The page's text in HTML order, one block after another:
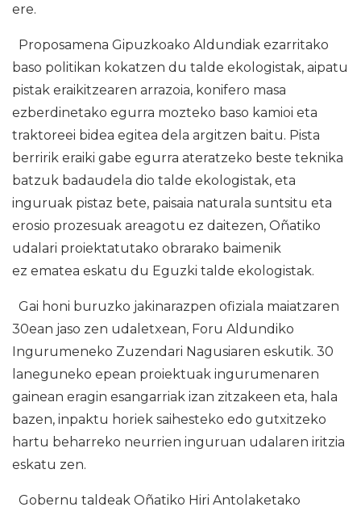
ere.
Proposamena Gipuzkoako Aldundiak ezarritako
baso politikan kokatzen du talde ekologistak, aipatu
pistak eraikitzearen arrazoia, konifero masa
ezberdinetako egurra mozteko baso kamioi eta
traktoreei bidea egitea dela argitzen baitu. Pista
berririk eraiki gabe egurra ateratzeko beste teknika
batzuk badaudela dio talde ekologistak, eta
inguruak pistaz bete, paisaia naturala suntsitu eta
erosio prozesuak areagotu ez daitezen, Oñatiko
udalari proiektatutako obrarako baimenik
ez ematea eskatu du Eguzki talde ekologistak.
Gai honi buruzko jakinarazpen ofiziala maiatzaren
30ean jaso zen udaletxean, Foru Aldundiko
Ingurumeneko Zuzendari Nagusiaren eskutik. 30
laneguneko epean proiektuak ingurumenaren
gainean eragin esangarriak izan zitzakeen eta, hala
bazen, inpaktu horiek saihesteko edo gutxitzeko
hartu beharreko neurrien inguruan udalaren iritzia
eskatu zen.
Gobernu taldeak Oñatiko Hiri Antolaketako